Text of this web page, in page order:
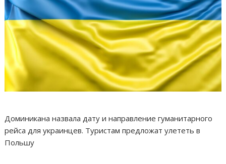
Доминикана назвала дату и направление гуманитарного
рейса для украинцев. Туристам предложат улететь в
Польшу